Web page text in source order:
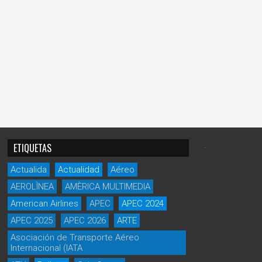
ETIQUETAS
Actualida Actualidad
Aéreo
AEROLÌNEA
AMÈRICA MULTIMEDIA
American Airlines
APEC
APEC 2024
APEC 2025
APEC 2026
ARTE
Asociación de Transporte Aéreo
Internacional (IATA
.